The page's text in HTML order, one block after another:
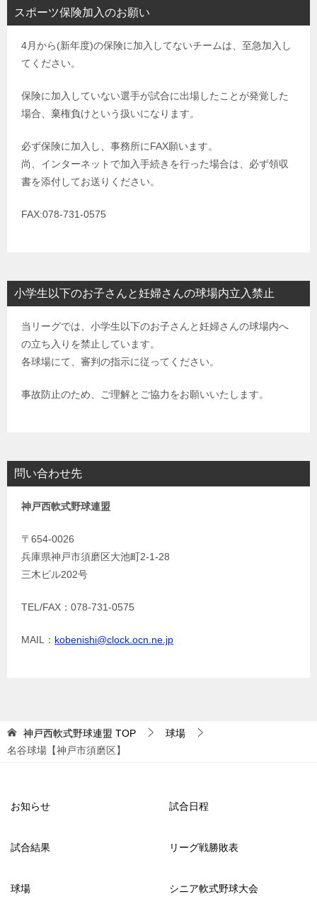
スポーツ保険加入のお願い
4月から(新年度)の保険に加入してないチームは、至急加入し
てください。
保険に加入していない選手が試合に出場したことが発覚した
場合、棄権負けという扱いになります。
必ず保険に加入し、事務所にFAX願います。
尚、インターネットで加入手続きを行った場合は、必ず領収
書を添付してお送りください。
FAX:078-731-0575
小学生以下のお子さんと妊婦さんの球場内立入禁止
当リーグでは、小学生以下のお子さんと妊婦さんの球場内へ
の立ち入りを禁止しています。
各球場にて、審判の指示に従ってください。
事故防止のため、ご理解とご協力をお願いいたします。
問い合わせ先
神戸西軟式野球連盟
〒654-0026
兵庫県神戸市須磨区大池町2-1-28
三木ビル202号
TEL/FAX：078-731-0575
MAIL： kobenishi@clock.ocn.ne.jp
神戸西軟式野球連盟 TOP
球場
名谷球場【神戸市須磨区】
お知らせ 試合日程
試合結果 リーグ戦勝敗表
球場 シニア軟式野球大会